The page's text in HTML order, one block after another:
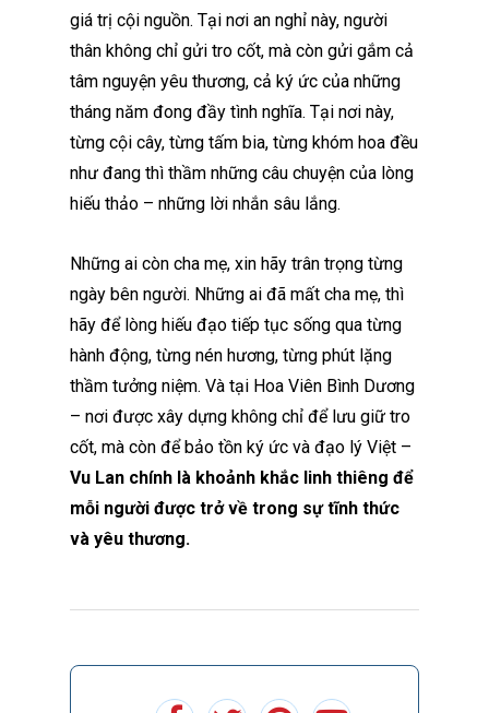
giá trị cội nguồn. Tại nơi an nghỉ này, người
thân không chỉ gửi tro cốt, mà còn gửi gắm cả
tâm nguyện yêu thương, cả ký ức của những
tháng năm đong đầy tình nghĩa. Tại nơi này,
từng cội cây, từng tấm bia, từng khóm hoa đều
như đang thì thầm những câu chuyện của lòng
hiếu thảo – những lời nhắn sâu lắng.
Những ai còn cha mẹ, xin hãy trân trọng từng
ngày bên người. Những ai đã mất cha mẹ, thì
hãy để lòng hiếu đạo tiếp tục sống qua từng
hành động, từng nén hương, từng phút lặng
thầm tưởng niệm. Và tại Hoa Viên Bình Dương
– nơi được xây dựng không chỉ để lưu giữ tro
cốt, mà còn để bảo tồn ký ức và đạo lý Việt –
Vu Lan chính là khoảnh khắc linh thiêng để
mỗi người được trở về trong sự tĩnh thức
và yêu thương.